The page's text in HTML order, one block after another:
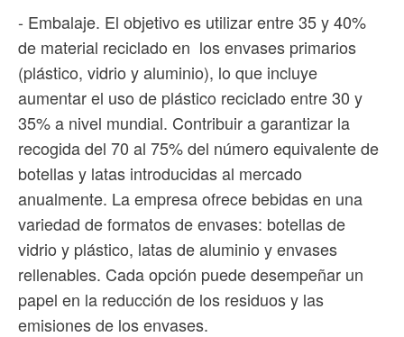
- Embalaje. El objetivo es utilizar entre 35 y 40%
de material reciclado en los envases primarios
(plástico, vidrio y aluminio), lo que incluye
aumentar el uso de plástico reciclado entre 30 y
35% a nivel mundial. Contribuir a garantizar la
recogida del 70 al 75% del número equivalente de
botellas y latas introducidas al mercado
anualmente. La empresa ofrece bebidas en una
variedad de formatos de envases: botellas de
vidrio y plástico, latas de aluminio y envases
rellenables. Cada opción puede desempeñar un
papel en la reducción de los residuos y las
emisiones de los envases.